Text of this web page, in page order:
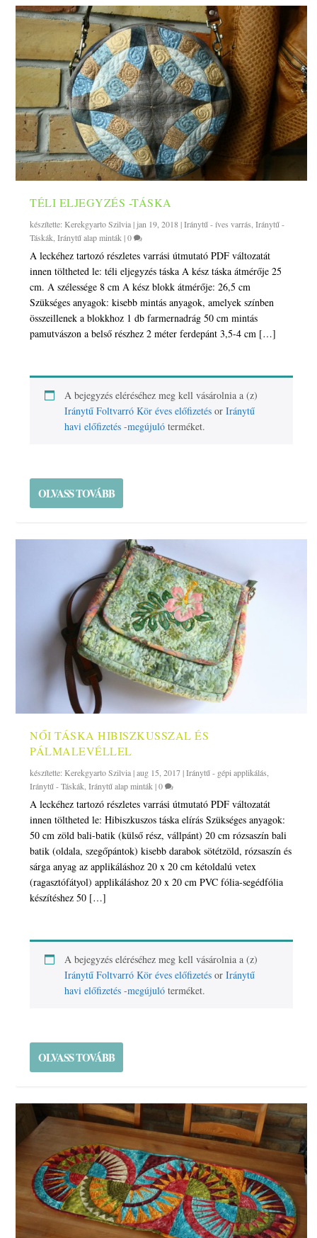
TÉLI ELJEGYZÉS -TÁSKA
készítette:Kerekgyarto Szilvia| jan 19, 2018|Iránytű - íves varrás ,Iránytű -
Táskák ,Iránytű alap minták |0
A leckéhez tartozó részletes varrási útmutató PDF változatát
innen töltheted le: téli eljegyzés táska A kész táska átmérője 25
cm. A szélessége 8 cm A kész blokk átmérője: 26,5 cm
Szükséges anyagok: kisebb mintás anyagok, amelyek színben
összeillenek a blokkhoz 1 db farmernadrág 50 cm mintás
pamutvászon a belső részhez 2 méter ferdepánt 3,5-4 cm […]
A bejegyzés eléréséhez meg kell vásárolnia a (z)
Iránytű Foltvarró Kör éves előfizetés orIránytű
havi előfizetés -megújuló terméket.
OLVASS TOVÁBB
NŐI TÁSKA HIBISZKUSSZAL ÉS
PÁLMALEVÉLLEL
készítette:Kerekgyarto Szilvia|aug 15, 2017|Iránytű - gépi applikálás,
Iránytű - Táskák,Iránytű alap minták|0
A leckéhez tartozó részletes varrási útmutató PDF változatát
innen töltheted le: Hibiszkuszos táska elírás Szükséges anyagok:
50 cm zöld bali-batik (külső rész, vállpánt) 20 cm rózsaszín bali
batik (oldala, szegőpántok) kisebb darabok sötétzöld, rózsaszín és
sárga anyag az applikáláshoz 20 x 20 cm kétoldalú vetex
(ragasztófátyol) applikáláshoz 20 x 20 cm PVC fólia-segédfólia
készítéshez 50 […]
A bejegyzés eléréséhez meg kell vásárolnia a (z)
Iránytű Foltvarró Kör éves előfizetés orIránytű
havi előfizetés -megújuló terméket.
OLVASS TOVÁBB